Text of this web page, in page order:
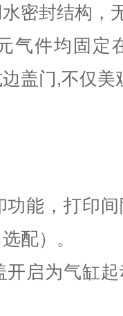
密封结构，
气件均固定
盖门,不仅美
功能，打印
配）。
开启为气缸